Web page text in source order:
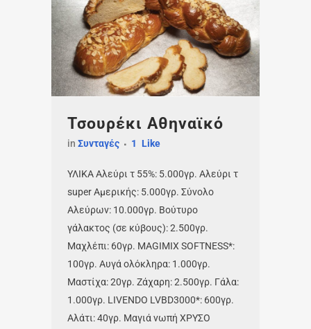
Τσουρέκι Αθηναϊκό
in Συνταγές 1 Like
ΥΛΙΚΑ Αλεύρι τ 55%: 5.000γρ. Αλεύρι τ
super Αμερικής: 5.000γρ. Σύνολο
Αλεύρων: 10.000γρ. Βούτυρο
γάλακτος (σε κύβους): 2.500γρ.
Μαχλέπι: 60γρ. MAGIMIX SOFTNESS*:
100γρ. Αυγά ολόκληρα: 1.000γρ.
Μαστίχα: 20γρ. Ζάχαρη: 2.500γρ. Γάλα:
1.000γρ. LIVENDO LVBD3000*: 600γρ.
Αλάτι: 40γρ. Μαγιά νωπή ΧΡΥΣΟ